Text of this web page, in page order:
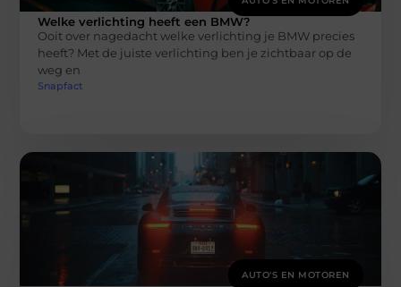
Welke verlichting heeft een BMW?
Ooit over nagedacht welke verlichting je BMW precies
heeft? Met de juiste verlichting ben je zichtbaar op de
weg en
Snapfact
AUTO'S EN MOTOREN